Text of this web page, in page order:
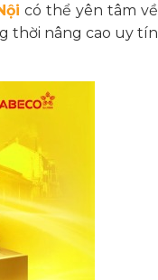
có thể yên tâm về
thời nâng cao uy tín